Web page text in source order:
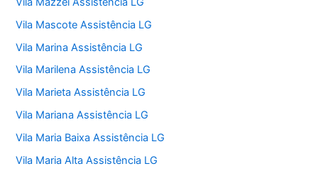
Vila Mascote Assistência LG
Vila Marina Assistência LG
Vila Marilena Assistência LG
Vila Marieta Assistência LG
Vila Mariana Assistência LG
Vila Maria Baixa Assistência LG
Vila Maria Alta Assistência LG